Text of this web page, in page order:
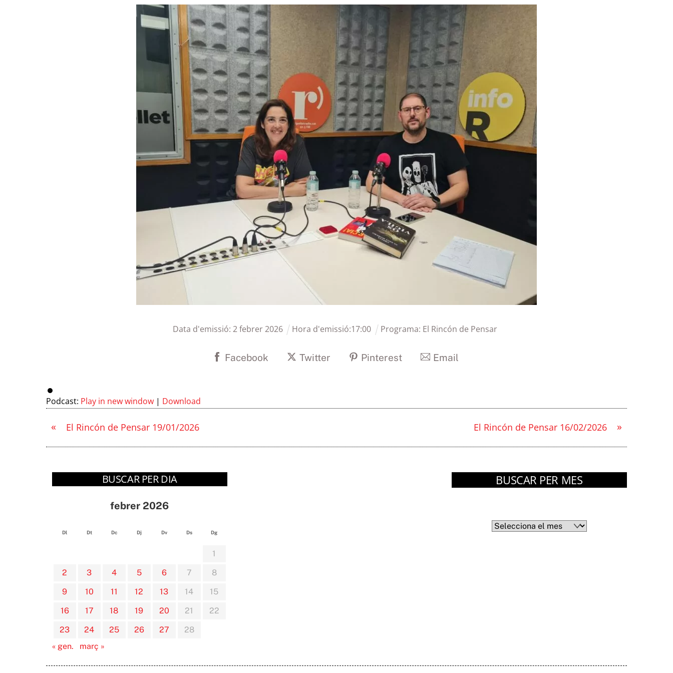
Data d'emissió: 2 febrer 2026 Hora d'emissió:17:00 Programa: El Rincón de Pensar
Facebook Twitter Pinterest Email
Podcast: Play in new window | Download
« El Rincón de Pensar 19/01/2026 »
El Rincón de Pensar 16/02/2026
BUSCAR PER DIA
febrer 2026
Dl Dt Dc Dj Dv Ds Dg
1
2
3 4 5 6 7
8
9
10 11 12 13 14
15
16
17 18 19 20 21
22
23
24 25 26 27
28
« gen.
març »
BUSCAR PER MES
Arxius